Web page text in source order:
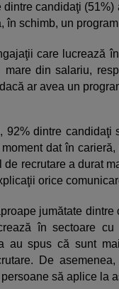
dintre candidaţi
în schimb, un
care lucrează
mare din salariu,
ar avea un
92% dintre
dat în
de recrutare a durat
orice
jumătate
în sectoare
au spus că sunt
De
să aplice la